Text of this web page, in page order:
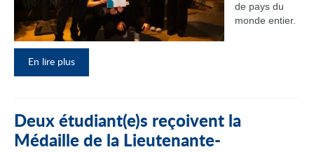
de pays du
monde entier.
En lire plus
Deux étudiant(e)s reçoivent la
Médaille de la Lieutenante-